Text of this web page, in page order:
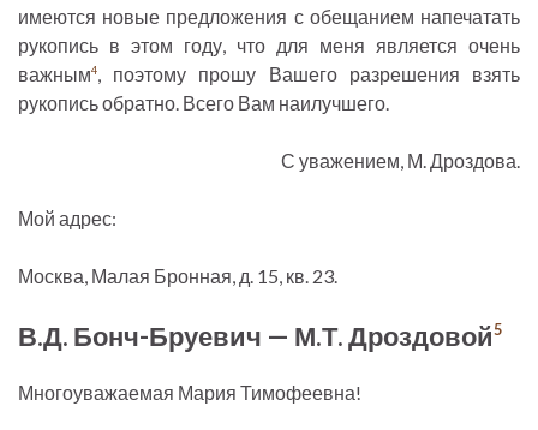
имеются новые предложения с обещанием напечатать
рукопись в этом году, что для меня является очень
важным4
, поэтому прошу Вашего разрешения взять
рукопись обратно. Всего Вам наилучшего.
С уважением, М. Дроздова.
Мой адрес:
Москва, Малая Бронная, д. 15, кв. 23.
В.Д. Бонч-Бруевич — М.Т. Дроздовой5
Многоуважаемая Мария Тимофеевна!